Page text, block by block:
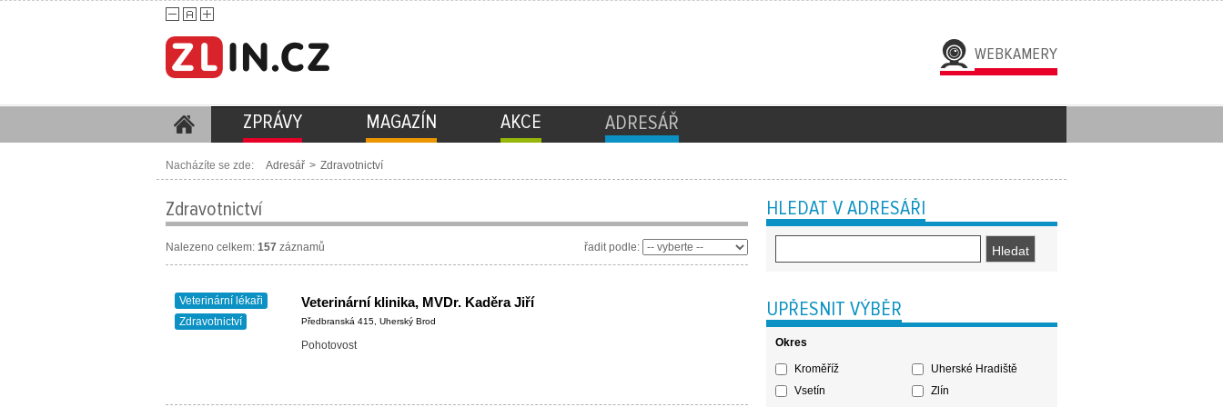
WEBKAMERY
ZPRÁVY MAGAZÍN AKCE ADRESÁŘ
Nacházíte se zde: Adresář > Zdravotnictví
Zdravotnictví
Nalezeno celkem: 157 záznamů řadit podle:
Veterinární lékaři
Zdravotnictví
Veterinární klinika, MVDr. Kaděra Jiří
Předbranská 415, Uherský Brod
Pohotovost
HLEDAT V ADRESÁŘI
UPŘESNIT VÝBĚR
Okres
Kroměříž
Uherské Hradiště
Vsetín
Zlín